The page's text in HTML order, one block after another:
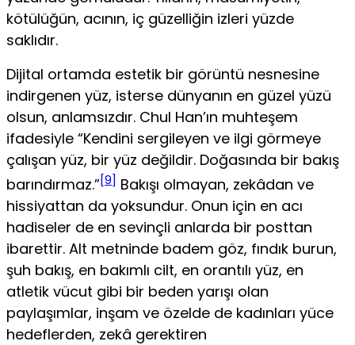
kötülüğün, acının, iç güzelliğin izleri yüzde
saklıdır.
Dijital ortamda estetik bir görüntü nesnesine
indirgenen yüz, isterse dünyanın en güzel yüzü
olsun, anlamsızdır. Chul Han’ın muhteşem
ifadesiyle “Kendini sergileyen ve ilgi görmeye
çalışan yüz, bir yüz değildir. Doğasında bir bakış
barındırmaz.”[9] Bakışı olmayan, zekâdan ve
hissiyattan da yoksundur. Onun için en acı
hadiseler de en sevinçli anlarda bir posttan
ibarettir. Alt metninde badem göz, fın­dık burun,
şuh bakış, en bakımlı cilt, en orantılı yüz, en
atletik vücut gibi bir beden yarışı olan
paylaşımlar, inşam ve özelde de kadınları yüce
hedeflerden, zekâ gerektiren